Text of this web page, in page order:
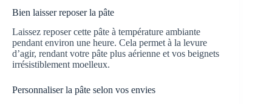
Bien laisser reposer la pâte
Laissez reposer cette pâte à température ambiante
pendant environ une heure. Cela permet à la levure
d’agir, rendant votre pâte plus aérienne et vos beignets
irrésistiblement moelleux.
Personnaliser la pâte selon vos envies